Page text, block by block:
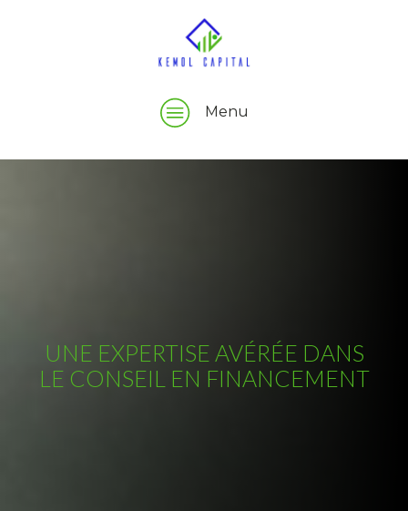
Menu
UNE EXPERTISE AVÉRÉE DANS
LE CONSEIL EN FINANCEMENT